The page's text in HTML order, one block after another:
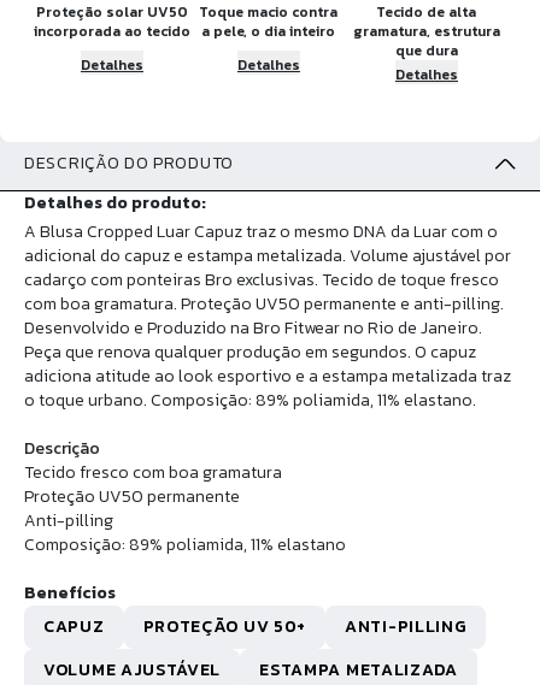
Proteção solar UV50
incorporada ao tecido
Detalhes
Toque macio contra
a pele, o dia inteiro
Detalhes
Tecido de alta
gramatura, estrutura
que dura
Detalhes
DESCRIÇÃO DO PRODUTO
Detalhes do produto:
A Blusa Cropped Luar Capuz traz o mesmo DNA da Luar com o
adicional do capuz e estampa metalizada. Volume ajustável por
cadarço com ponteiras Bro exclusivas. Tecido de toque fresco
com boa gramatura. Proteção UV50 permanente e anti-pilling.
Desenvolvido e Produzido na Bro Fitwear no Rio de Janeiro.
Peça que renova qualquer produção em segundos. O capuz
adiciona atitude ao look esportivo e a estampa metalizada traz
o toque urbano. Composição: 89% poliamida, 11% elastano.
Descrição
Tecido fresco com boa gramatura
Proteção UV50 permanente
Anti-pilling
Composição: 89% poliamida, 11% elastano
Benefícios
CAPUZ
PROTEÇÃO UV 50+
ANTI-PILLING
VOLUME AJUSTÁVEL
ESTAMPA METALIZADA